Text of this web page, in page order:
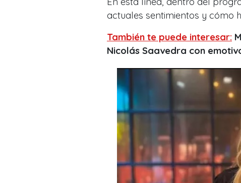
actuales sentimientos y cómo
También te puede interesar:
Nicolás Saavedra con